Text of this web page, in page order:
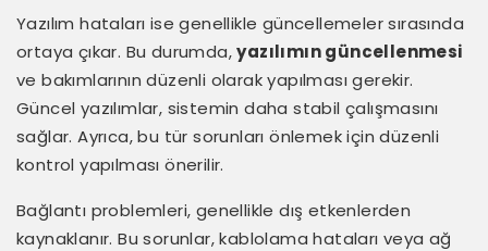
Yazılım hataları ise genellikle güncellemeler sırasında
ortaya çıkar. Bu durumda,yazılımın güncellenmesi
ve bakımlarının düzenli olarak yapılması gerekir.
Güncel yazılımlar, sistemin daha stabil çalışmasını
sağlar. Ayrıca, bu tür sorunları önlemek için düzenli
kontrol yapılması önerilir.
Bağlantı problemleri, genellikle dış etkenlerden
kaynaklanır. Bu sorunlar, kablolama hataları veya ağ